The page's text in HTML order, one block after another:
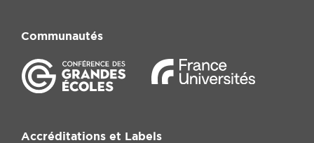
Communautés
Accréditations et Labels